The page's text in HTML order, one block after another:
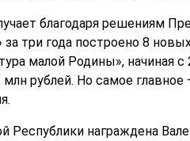
благодаря решениям
за три года построено 8
малой Родины»,
рублей. Но самое
Республики награждена